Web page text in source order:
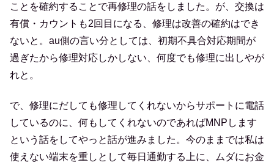
ことを確約することで再修理の話をしました。が、交換は
有償・カウントも2回目になる、修理は改善の確約はでき
ないと。au側の言い分としては、初期不具合対応期間が
過ぎたから修理対応しかしない、何度でも修理に出しやが
れと。
で、修理にだしても修理してくれないからサポートに電話
しているのに、何もしてくれないのであればMNPします
という話をしてやっと話が進みました。今のままでは私は
使えない端末を重しとして毎日通勤する上に、ムダにお金